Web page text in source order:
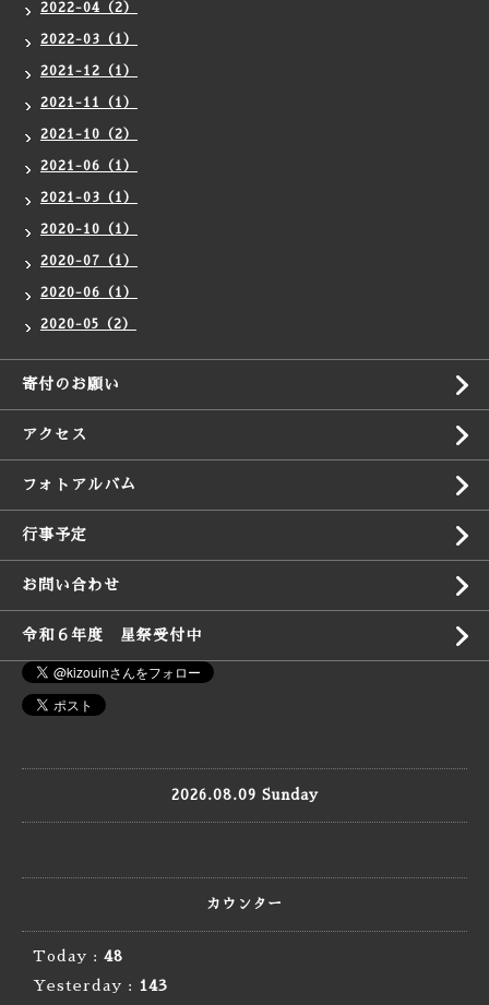
2022-04（2）
2022-03（1）
2021-12（1）
2021-11（1）
2021-10（2）
2021-06（1）
2021-03（1）
2020-10（1）
2020-07（1）
2020-06（1）
2020-05（2）
寄付のお願い
アクセス
フォトアルバム
行事予定
お問い合わせ
令和６年度 星祭受付中
2026.08.09 Sunday
カウンター
Today : 48
Yesterday :
143